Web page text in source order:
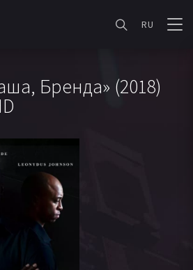
RU
Бренда» (2018)